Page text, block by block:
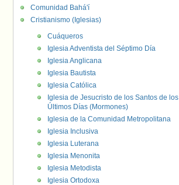
Comunidad Bahá'í
Cristianismo (Iglesias)
Cuáqueros
Iglesia Adventista del Séptimo Día
Iglesia Anglicana
Iglesia Bautista
Iglesia Católica
Iglesia de Jesucristo de los Santos de los
Últimos Días (Mormones)
Iglesia de la Comunidad Metropolitana
Iglesia Inclusiva
Iglesia Luterana
Iglesia Menonita
Iglesia Metodista
Iglesia Ortodoxa